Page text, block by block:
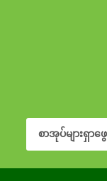
Search
for: